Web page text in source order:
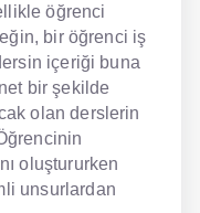
öğrenci
bir öğrenci iş
içeriği buna
bir şekilde
olan derslerin
oluştururken
unsurlardan